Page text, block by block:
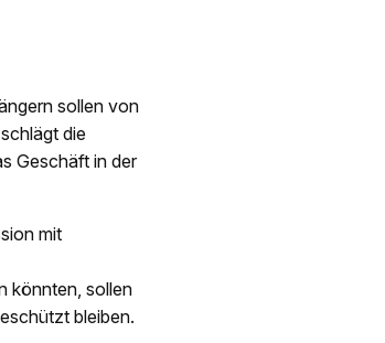
sollen von
die
Geschäft in der
mit
könnten, sollen
bleiben.